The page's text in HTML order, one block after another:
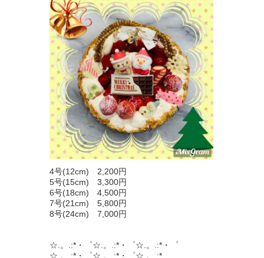
4号(12cm) 2,200円
5号(15cm) 3,300円
6号(18cm) 4,500円
7号(21cm) 5,800円
8号(24cm) 7,000円
☆.。.:*・゜☆.。.:*・゜☆.。.:*・゜
☆.。.:*・゜☆.。.:*・゜☆.。.:*